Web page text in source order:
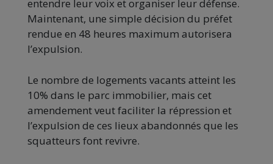
entendre leur voix et organiser leur défense.
Maintenant, une simple décision du préfet
rendue en 48 heures maximum autorisera
l’expulsion.
Le nombre de logements vacants atteint les
10% dans le parc immobilier, mais cet
amendement veut faciliter la répression et
l’expulsion de ces lieux abandonnés que les
squatteurs font revivre.